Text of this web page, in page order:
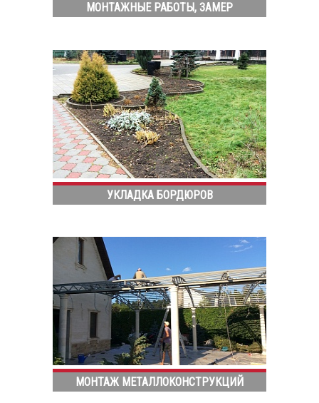
МОНТАЖНЫЕ РАБОТЫ, ЗАМЕР
УКЛАДКА БОРДЮРОВ
МОНТАЖ МЕТАЛЛОКОНСТРУКЦИЙ